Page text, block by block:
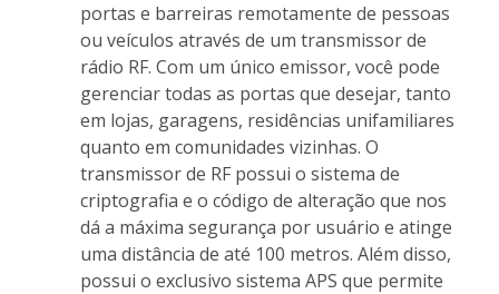
portas e barreiras remotamente de pessoas
ou veículos através de um transmissor de
rádio RF. Com um único emissor, você pode
gerenciar todas as portas que desejar, tanto
em lojas, garagens, residências unifamiliares
quanto em comunidades vizinhas. O
transmissor de RF possui o sistema de
criptografia e o código de alteração que nos
dá a máxima segurança por usuário e atinge
uma distância de até 100 metros. Além disso,
possui o exclusivo sistema APS que permite